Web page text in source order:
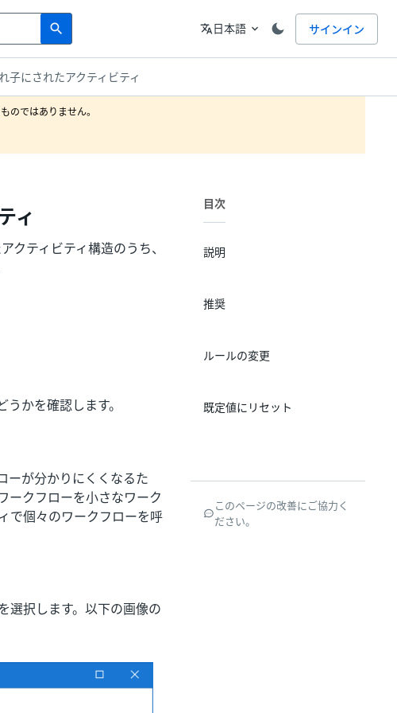
search
Search 言語
translate日本語 expand_more サインイン
子にされたアクティビティ
のではありません。
ィ
クティビティ構造のうち、
かを確認します。
ーが分かりにくくなるた
ークフローを小さなワーク
で個々のワークフローを呼
選択します。以下の画像の
目次
説明
推奨
ルールの変更
既定値にリセット
このページの改善にご協力く
ださい。